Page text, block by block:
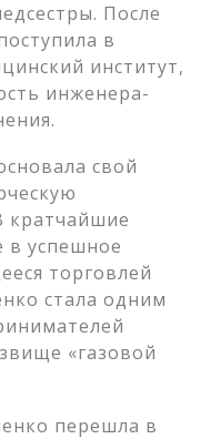
После
в
институт,
инженера-
свой
кратчайшие
в успешное
торговлей
стала одним
«газовой
перешла в